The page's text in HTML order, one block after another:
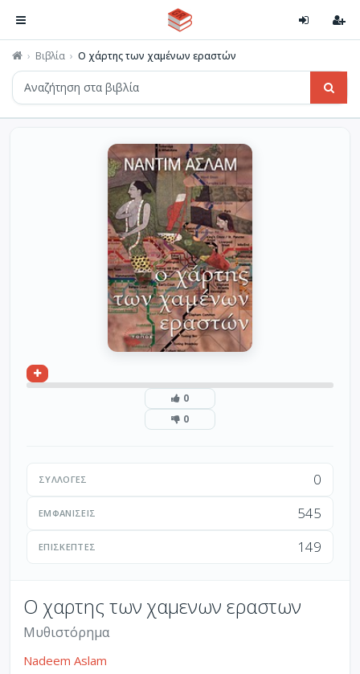
Βιβλία Ο χάρτης των χαμένων εραστών
0
0
ΣΥΛΛΟΓΈΣ 0
ΕΜΦΑΝΊΣΕΙΣ 545
ΕΠΙΣΚΈΠΤΕΣ 149
Ο χαρτης των χαμενων εραστων
Μυθιστόρημα
Nadeem Aslam